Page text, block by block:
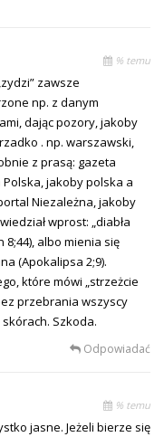
% temu
zawsze
np. z danym
dając pozory, jakoby
. np. warszawski,
z prasą: gazeta
jakoby polska a
Niezależna, jakoby
wprost: „diabła
8;44), albo mienia się
(Apokalipsa 2;9).
które mówi „strzeżcie
przebrania wszyscy
Szkoda.
Odpowiadać
% temu
jasne. Jeżeli bierze się